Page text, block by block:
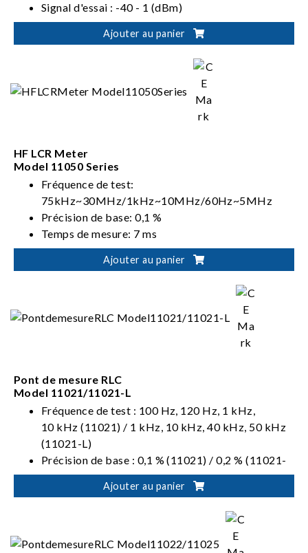
Signal d'essai : -40 - 1 (dBm)
Vitesse de mesure élevée : 0,5 (ms)
Plage de mesure : 100 mΩ - 5 kΩ
Ajouter au panier
HF LCR Meter
Model 11050 Series
Fréquence de test:
75kHz~30MHz/1kHz~10MHz/60Hz~5MHz
Précision de base: 0,1 %
Temps de mesure: 7 ms
Interface standard RS-232 de gestionnaire et de
stockage USB, interface LAN et GPIB H
Ajouter au panier
Pont de mesure RLC
Model 11021/11021-L
Fréquence de test : 100 Hz, 120 Hz, 1 kHz,
10 kHz (11021) / 1 kHz, 10 kHz, 40 kHz, 50 kHz
(11021-L)
Précision de base : 0,1 % (11021) / 0,2 % (11021-
L)
Temps de mesure : 75 ms
Interface standard RS-232, interface GPIB et de
Ajouter au panier